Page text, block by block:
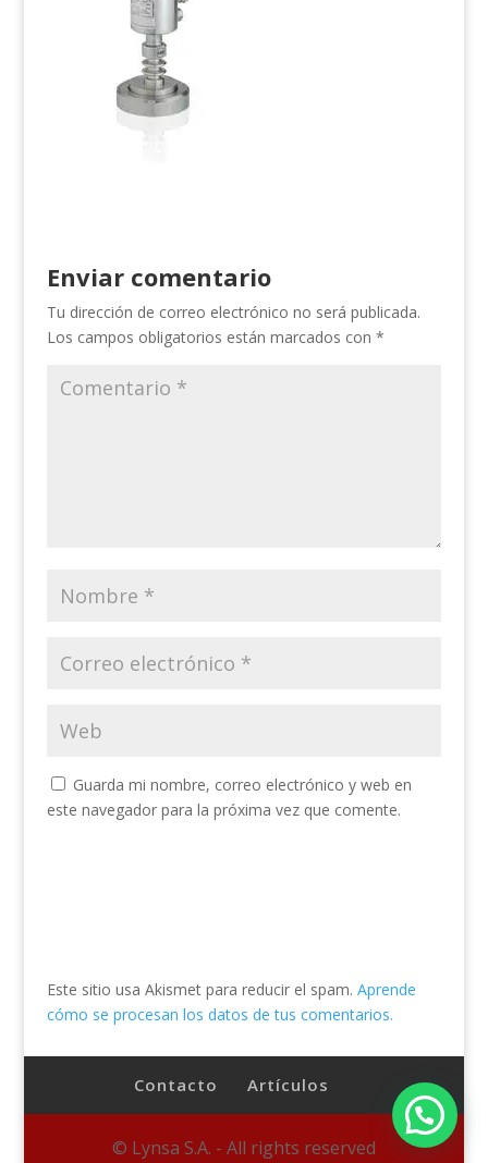
Enviar comentario
Tu dirección de correo electrónico no será publicada.
Los campos obligatorios están marcados con *
Guarda mi nombre, correo electrónico y web en
este navegador para la próxima vez que comente.
Este sitio usa Akismet para reducir el spam. Aprende
cómo se procesan los datos de tus comentarios.
Contacto Artículos
© Lynsa S.A. - All rights reserved